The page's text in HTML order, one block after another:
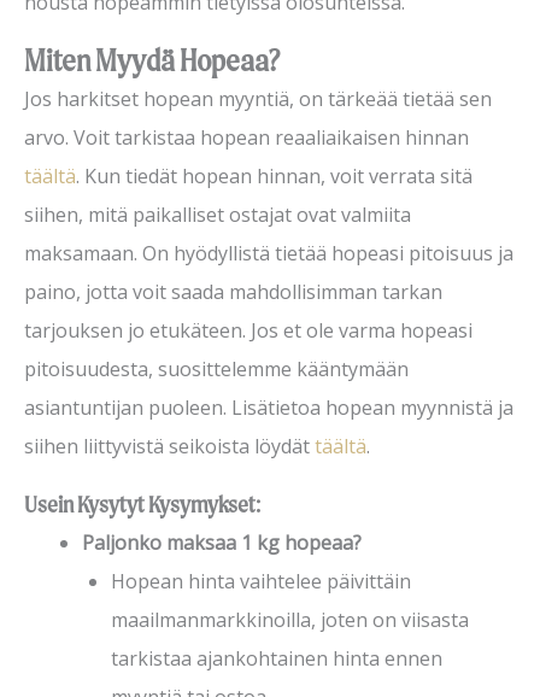
Miten Myydä Hopeaa?
Jos harkitset hopean myyntiä, on tärkeää tietää sen
arvo. Voit tarkistaa hopean reaaliaikaisen hinnan
täältä. Kun tiedät hopean hinnan, voit verrata sitä
siihen, mitä paikalliset ostajat ovat valmiita
maksamaan. On hyödyllistä tietää hopeasi pitoisuus ja
paino, jotta voit saada mahdollisimman tarkan
tarjouksen jo etukäteen. Jos et ole varma hopeasi
pitoisuudesta, suosittelemme kääntymään
asiantuntijan puoleen. Lisätietoa hopean myynnistä ja
siihen liittyvistä seikoista löydättäältä.
Usein Kysytyt Kysymykset:
Paljonko maksaa 1 kg hopeaa?
Hopean hinta vaihtelee päivittäin
maailmanmarkkinoilla, joten on viisasta
tarkistaa ajankohtainen hinta ennen